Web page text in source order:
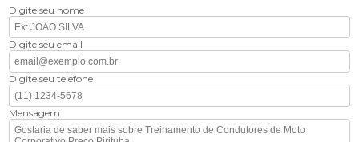
Digite seu nome
Digite seu email
Digite seu telefone
Mensagem